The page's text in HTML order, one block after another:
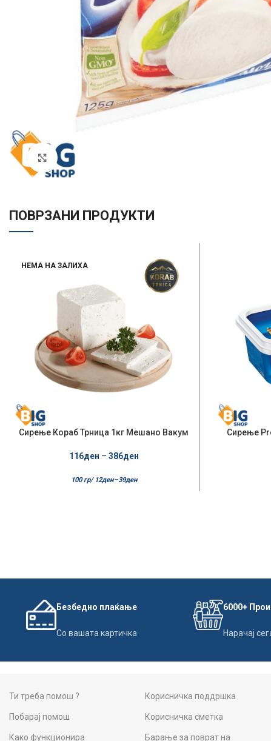
Click to enlarge
ПОВРЗАНИ ПРОДУКТИ
НЕМА НА ЗАЛИХА
Сирење Кораб Трница 1кг Мешано Вакум
116ден – 386ден
100 гр/ 12ден–39ден
Сирење
Безбедно плаќање
Со вашата картичка
6000+
Нарачај
Ти треба помош ?
Побарај помош
Како функционира
Корисничка поддршка
Корисничка сметка
Барање за поврат на